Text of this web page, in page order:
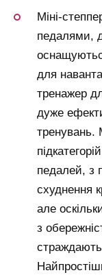
Міні-
педалями,
для
тренажер
дуже
тренувань.
педалей, з
схуднення
але
з